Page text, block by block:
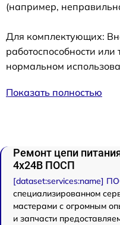
(например,
Для комплектующих:
работоспособности
нормальном
Показать полностью
Ремонт цепи
4x24B ПОСП
[dataset:services:name]
специализированном
мастерами с огромным
и запчасти